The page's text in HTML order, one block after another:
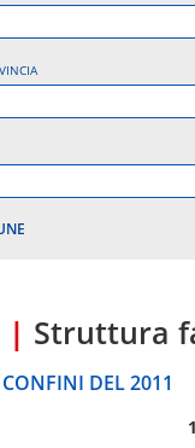
| Struttura
DEL 2011